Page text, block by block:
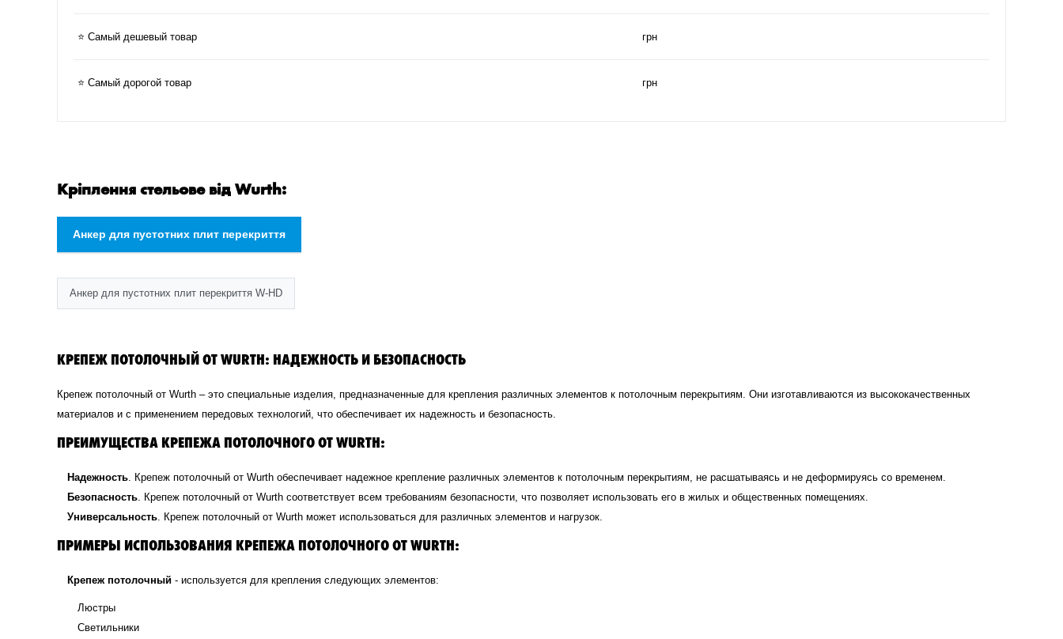
⭐ Самый дешевый товар грн
⭐ Самый дорогой товар грн
Кріплення стельове від Wurth:
Анкер для пустотних плит перекриття
Анкер для пустотних плит перекриття W-HD
КРЕПЕЖ ПОТОЛОЧНЫЙ ОТ WURTH: НАДЕЖНОСТЬ И БЕЗОПАСНОСТЬ
Крепеж потолочный от Wurth – это специальные изделия, предназначенные для крепления различных элементов к потолочным перекрытиям. Они изготавливаются из высококачественных
материалов и с применением передовых технологий, что обеспечивает их надежность и безопасность.
ПРЕИМУЩЕСТВА КРЕПЕЖА ПОТОЛОЧНОГО ОТ WURTH:
Надежность. Крепеж потолочный от Wurth обеспечивает надежное крепление различных элементов к потолочным перекрытиям, не расшатываясь и не деформируясь со временем.
Безопасность. Крепеж потолочный от Wurth соответствует всем требованиям безопасности, что позволяет использовать его в жилых и общественных помещениях.
Универсальность. Крепеж потолочный от Wurth может использоваться для различных элементов и нагрузок.
ПРИМЕРЫ ИСПОЛЬЗОВАНИЯ КРЕПЕЖА ПОТОЛОЧНОГО ОТ WURTH:
Крепеж потолочный - используется для крепления следующих элементов:
Люстры
Светильники